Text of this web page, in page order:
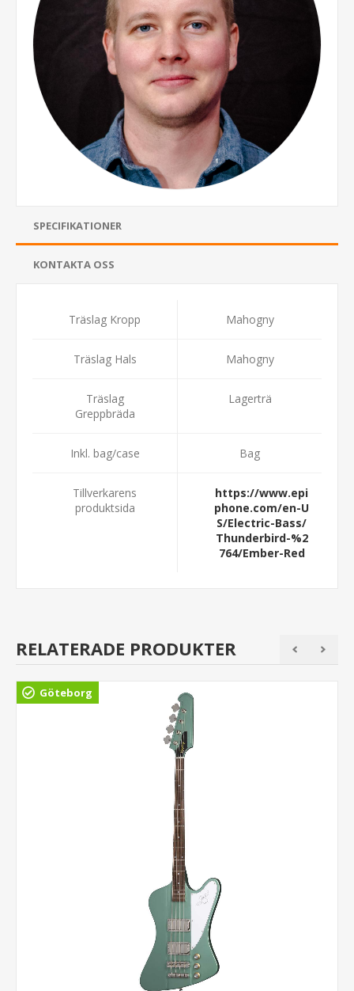
SPECIFIKATIONER
KONTAKTA OSS
Träslag Kropp Mahogny
Träslag Hals Mahogny
Träslag
Greppbräda
Lagerträ
Inkl. bag/case Bag
Tillverkarens
produktsida
https://www.epi
phone.com/en-U
S/Electric-Bass/
Thunderbird-%2
764/Ember-Red
RELATERADE PRODUKTER
Göteborg